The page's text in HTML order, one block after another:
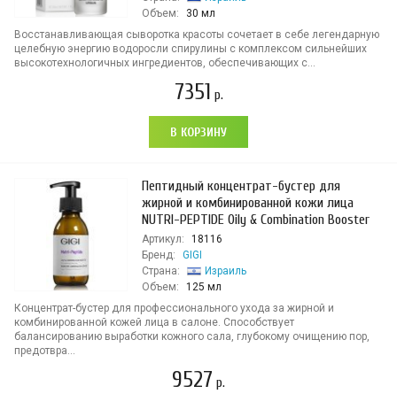
Объем:
30 мл
Восстанавливающая сыворотка красоты сочетает в себе легендарную
целебную энергию водоросли спирулины с комплексом сильнейших
высокотехнологичных ингредиентов, обеспечивающих с...
7351 р.
В КОРЗИНУ
Пептидный концентрат-бустер для
жирной и комбинированной кожи лица
NUTRI-PEPTIDE Oily & Combination Booster
Артикул:
18116
Бренд:
GIGI
Страна:
Израиль
Объем:
125 мл
Концентрат-бустер для профессионального ухода за жирной и
комбинированной кожей лица в салоне. Способствует
балансированию выработки кожного сала, глубокому очищению пор,
предотвра...
9527 р.